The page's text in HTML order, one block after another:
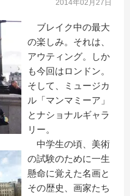
2014年02月27日
ブレイク中の最大
の楽しみ。それは、
アウティング。しか
も今回はロンドン。
そして、ミュージカ
ル「マンマミーア」
とナショナルギャラ
リー。
中学生の頃、美術
の試験のために一生
懸命に覚えた名画と
その歴史、画家たち